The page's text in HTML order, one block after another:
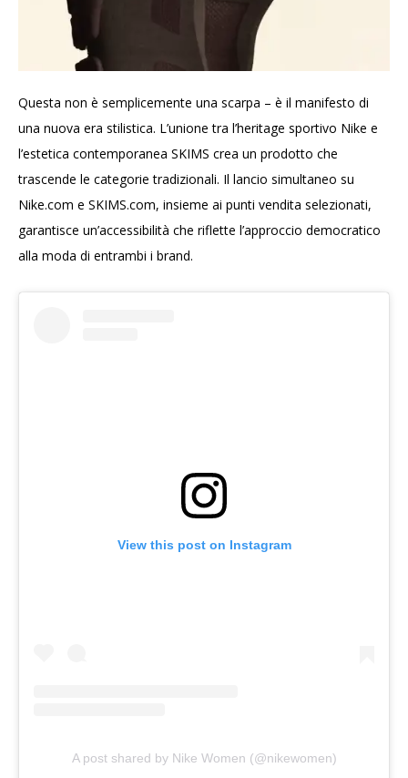
Questa non è semplicemente una scarpa – è il manifesto di
una nuova era stilistica. L’unione tra l’heritage sportivo Nike e
l’estetica contemporanea SKIMS crea un prodotto che
trascende le categorie tradizionali. Il lancio simultaneo su
Nike.com e SKIMS.com, insieme ai punti vendita selezionati,
garantisce un’accessibilità che riflette l’approccio democratico
alla moda di entrambi i brand.
View this post on Instagram
A post shared by Nike Women (@nikewomen)